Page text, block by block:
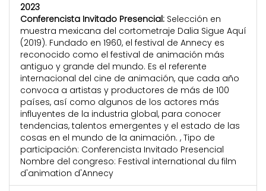
2023
Conferencista Invitado Presencial: Selección en
muestra mexicana del cortometraje Dalia Sigue Aquí
(2019). Fundado en 1960, el festival de Annecy es
reconocido como el festival de animación más
antiguo y grande del mundo. Es el referente
internacional del cine de animación, que cada año
convoca a artistas y productores de más de 100
países, así como algunos de los actores más
influyentes de la industria global, para conocer
tendencias, talentos emergentes y el estado de las
cosas en el mundo de la animación. , Tipo de
participación: Conferencista Invitado Presencial
Nombre del congreso: Festival international du film
d'animation d'Annecy